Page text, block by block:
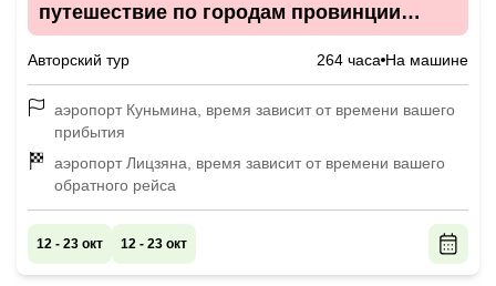
путешествие по городам провинции
Авторский тур 264 часа На машине
аэропорт Куньмина, время зависит от времени вашего
прибытия
аэропорт Лицзяна, время зависит от времени вашего
обратного рейса
12 - 23 окт 12 - 23 окт